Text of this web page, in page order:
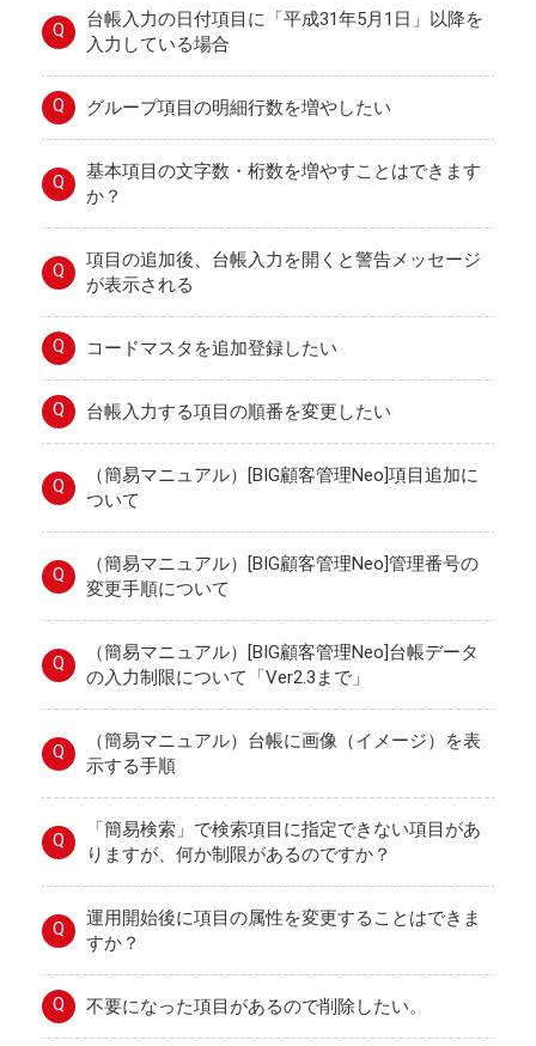
Q
台帳入力の日付項目に「平成31年5月1日」以降を
入力している場合
Q グループ項目の明細行数を増やしたい
Q
基本項目の文字数・桁数を増やすことはできます
か？
Q
項目の追加後、台帳入力を開くと警告メッセージ
が表示される
Q コードマスタを追加登録したい
Q 台帳入力する項目の順番を変更したい
Q
（簡易マニュアル）[BIG顧客管理Neo]項目追加に
ついて
Q
（簡易マニュアル）[BIG顧客管理Neo]管理番号の
変更手順について
Q
（簡易マニュアル）[BIG顧客管理Neo]台帳データ
の入力制限について「Ver2.3まで」
Q
（簡易マニュアル）台帳に画像（イメージ）を表
示する手順
Q
「簡易検索」で検索項目に指定できない項目があ
りますが、何か制限があるのですか？
Q
運用開始後に項目の属性を変更することはできま
すか？
Q 不要になった項目があるので削除したい。